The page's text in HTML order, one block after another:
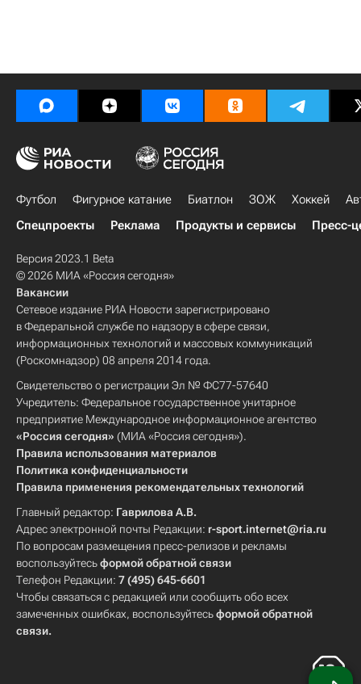
Футбол Фигурное катание Биатлон ЗОЖ Хоккей
Спецпроекты
Реклама Продукты и сервисы Пресс-
Версия 2023.1 Beta
© 2026 МИА «Россия сегодня»
Вакансии
Сетевое издание РИА Новости зарегистрировано
в Федеральной службе по надзору в сфере связи,
информационных технологий и массовых коммуникаций
(Роскомнадзор) 08 апреля 2014 года.
Свидетельство о регистрации Эл № ФС77-57640
Учредитель: Федеральное государственное унитарное
предприятие Международное информационное агентство
«Россия сегодня» (МИА «Россия сегодня»).
Правила использования материалов
Политика конфиденциальности
Правила применения рекомендательных технологий
Главный редактор: Гаврилова А.В.
Адрес электронной почты Редакции: r-sport.internet@ria.ru
По вопросам размещения пресс-релизов и рекламы
воспользуйтесьформой обратной связи
Телефон Редакции: 7 (495) 645-6601
Чтобы связаться с редакцией или сообщить обо всех
замеченных ошибках, воспользуйтесьформой обратной
связи.